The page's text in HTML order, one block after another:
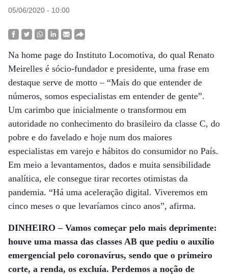
05/06/2020 - 10:00
Na home page do Instituto Locomotiva, do qual Renato
Meirelles é sócio-fundador e presidente, uma frase em
destaque serve de motto – “Mais do que entender de
números, somos especialistas em entender de gente”.
Um carimbo que inicialmente o transformou em
autoridade no conhecimento do brasileiro da classe C, do
pobre e do favelado e hoje num dos maiores
especialistas em varejo e hábitos do consumidor no País.
Em meio a levantamentos, dados e muita sensibilidade
analítica, ele consegue tirar recortes otimistas da
pandemia. “Há uma aceleração digital. Viveremos em
cinco meses o que levaríamos cinco anos”, afirma.
DINHEIRO – Vamos começar pelo mais deprimente:
houve uma massa das classes AB que pediu o auxílio
emergencial pelo coronavírus, sendo que o primeiro
corte, a renda, os excluía. Perdemos a noção de